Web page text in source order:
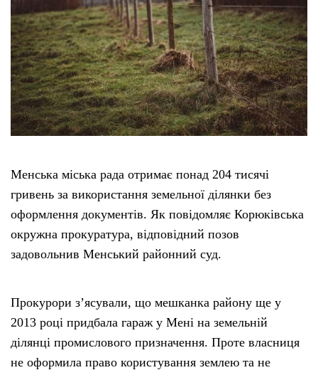
Менська міська рада отримає понад 204 тисячі
гривень за використання земельної ділянки без
оформлення документів. Як повідомляє Корюківська
окружна прокуратура, відповідний позов
задовольнив Менський районний суд.
Прокурори з’ясували, що мешканка району ще у
2013 році придбала гараж у Мені на земельній
ділянці промислового призначення. Проте власниця
не оформила право користування землею та не